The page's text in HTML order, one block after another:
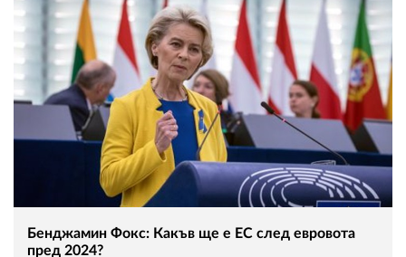
Бенджамин Фокс: Какъв ще е ЕС след евровота
пред 2024?